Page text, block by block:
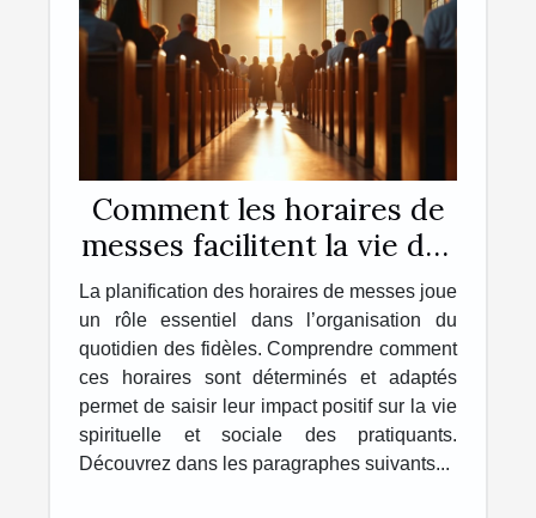
Comment les horaires de
messes facilitent la vie des
pratiquants ?
La planification des horaires de messes joue
un rôle essentiel dans l’organisation du
quotidien des fidèles. Comprendre comment
ces horaires sont déterminés et adaptés
permet de saisir leur impact positif sur la vie
spirituelle et sociale des pratiquants.
Découvrez dans les paragraphes suivants...